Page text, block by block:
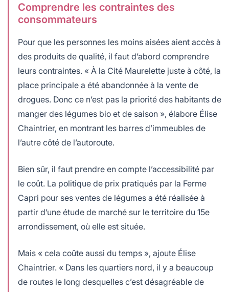
Comprendre les contraintes des
consommateurs
Pour que les personnes les moins aisées aient accès à
des produits de qualité, il faut d’abord comprendre
leurs contraintes. « À la Cité Maurelette juste à côté, la
place principale a été abandonnée à la vente de
drogues. Donc ce n’est pas la priorité des habitants de
manger des légumes bio et de saison », élabore Élise
Chaintrier, en montrant les barres d’immeubles de
l’autre côté de l’autoroute.
Bien sûr, il faut prendre en compte l’accessibilité par
le coût. La politique de prix pratiqués par la Ferme
Capri pour ses ventes de légumes a été réalisée à
partir d’une étude de marché sur le territoire du 15e
arrondissement, où elle est située.
Mais « cela coûte aussi du temps », ajoute Élise
Chaintrier. « Dans les quartiers nord, il y a beaucoup
de routes le long desquelles c’est désagréable de